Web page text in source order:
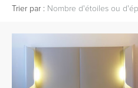
Trier par : Nombre d'étoiles ou